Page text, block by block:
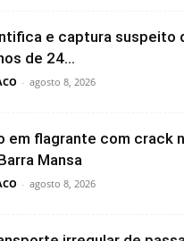
e captura suspeito
de 24...
- agosto 8, 2026
em flagrante com crack
Mansa
- agosto 8, 2026